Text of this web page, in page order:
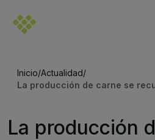
Inicio/Actualidad/
La producción de carne se
La producción